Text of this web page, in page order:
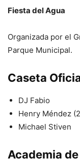
Fiesta del Agua
Organizada por el
Parque Municipal.
Caseta
DJ Fabio
Henry Méndez
Michael Stiven
Academia